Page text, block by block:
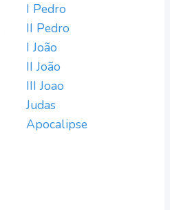
I Pedro
II Pedro
I João
II João
III Joao
Judas
Apocalipse